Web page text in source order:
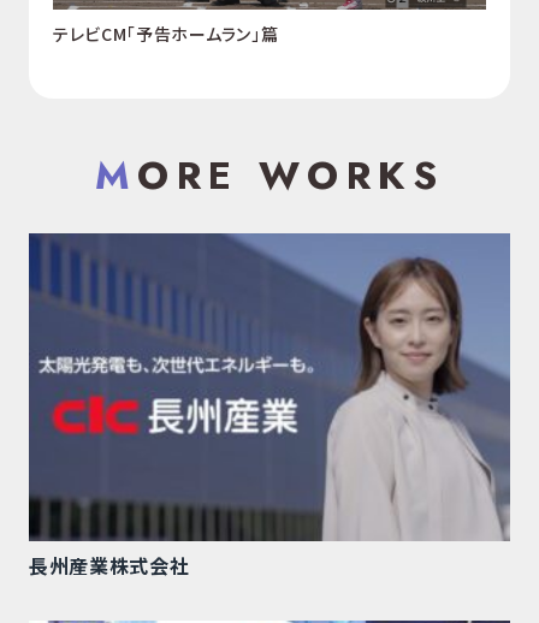
テレビCM「予告ホームラン」篇
MORE WORKS
長州産業株式会社